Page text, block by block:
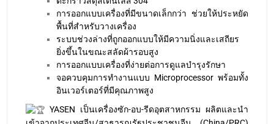
พื้นที่สำหรับวางเครื่อง
ระบบช่วงล่างที่ถูกออกแบบให้มีความนิ่งและเสถียร
ยิ่งขึ้นในขณะสลัดผ้ารอบสูง
การออกแบบเครื่องที่ง่ายต่อการดูแลบำรุงรักษา
จอควบคุมการทำงานแบบ Microprocessor พร้อมทั้ง
อินเวอร์เตอร์ที่มีคุณภาพสูง
YASEN เป็นเครื่องซัก-อบ-รีดอุตสาหกรรม ผลิตและนำ
เข้าจากประเทศจีน/สาธารณรัฐประชาชนจีน (China/PRC)
100% ซึ่งแตกต่างจากเครื่องจีนทั่วไปด้วยทางโรงงานได้เน้น